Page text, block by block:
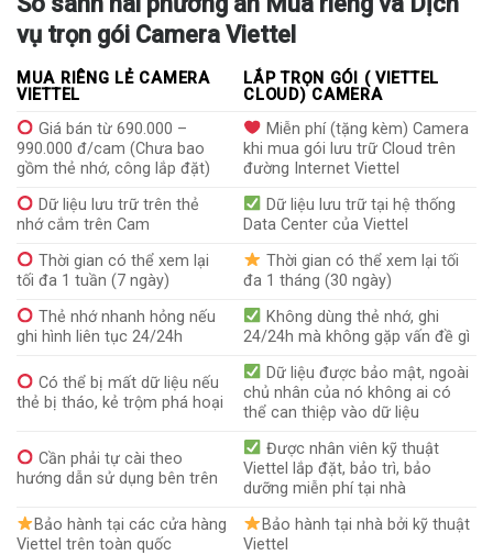
vụ trọn gói Camera Viettel
MUA RIÊNG LẺ CAMERA
VIETTEL
LẮP TRỌN GÓI ( VIETTEL
CLOUD) CAMERA
Giá bán từ 690.000 –
990.000 đ/cam (Chưa bao
gồm thẻ nhớ, công lắp đặt)
Miễn phí (tặng kèm) Camera
khi mua gói lưu trữ Cloud trên
đường Internet Viettel
Dữ liệu lưu trữ trên thẻ
nhớ cắm trên Cam
Dữ liệu lưu trữ tại hệ thống
Data Center của Viettel
Thời gian có thể xem lại
tối đa 1 tuần (7 ngày)
Thời gian có thể xem lại tối
đa 1 tháng (30 ngày)
Thẻ nhớ nhanh hỏng nếu
ghi hình liên tục 24/24h
Không dùng thẻ nhớ, ghi
24/24h mà không gặp vấn đề gì
Có thể bị mất dữ liệu nếu
thẻ bị tháo, kẻ trộm phá hoại
Dữ liệu được bảo mật, ngoài
chủ nhân của nó không ai có
thể can thiệp vào dữ liệu
Cần phải tự cài theo
hướng dẫn sử dụng bên trên
Được nhân viên kỹ thuật
Viettel lắp đặt, bảo trì, bảo
dưỡng miễn phí tại nhà
Bảo hành tại các cửa hàng
Viettel trên toàn quốc
Bảo hành tại nhà bởi kỹ thuật
Viettel